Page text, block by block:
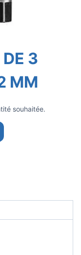
3
MM
souhaitée.